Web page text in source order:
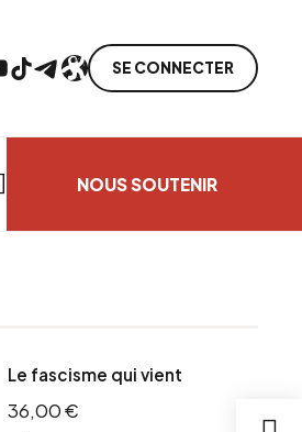
TikTok TelegramLien SE CONNECTER
NOUS SOUTENIR
Le fascisme qui vient
36,00€